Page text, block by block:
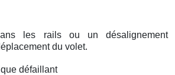
les rails ou un désalignement
du volet.
défaillant